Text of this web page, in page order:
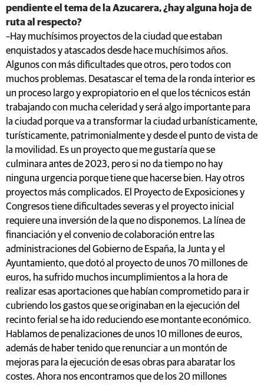
pendiente el tema de la Azucarera, ¿hay alguna hoja de
ruta al respecto?
–Hay muchísimos proyectos de la ciudad que estaban
enquistados y atascados desde hace muchísimos años.
Algunos con más dificultades que otros, pero todos con
muchos problemas. Desatascar el tema de la ronda interior es
un proceso largo y expropiatorio en el que los técnicos están
trabajando con mucha celeridad y será algo importante para
la ciudad porque va a transformar la ciudad urbanísticamente,
turísticamente, patrimonialmente y desde el punto de vista de
la movilidad. Es un proyecto que me gustaría que se
culminara antes de 2023, pero si no da tiempo no hay
ninguna urgencia porque tiene que hacerse bien. Hay otros
proyectos más complicados. El Proyecto de Exposiciones y
Congresos tiene dificultades severas y el proyecto inicial
requiere una inversión de la que no disponemos. La línea de
financiación y el convenio de colaboración entre las
administraciones del Gobierno de España, la Junta y el
Ayuntamiento, que dotó al proyecto de unos 70 millones de
euros, ha sufrido muchos incumplimientos a la hora de
realizar esas aportaciones que habían comprometido para ir
cubriendo los gastos que se originaban en la ejecución del
recinto ferial se ha ido reduciendo ese montante económico.
Hablamos de penalizaciones de unos 10 millones de euros,
además de haber tenido que renunciar a un montón de
mejoras para la ejecución de esas obras para abaratar los
costes. Ahora nos encontramos que de los 20 millones